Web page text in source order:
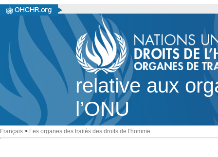
relative aux
l’ONU
Français > Les organes des traités des droits de l'homme